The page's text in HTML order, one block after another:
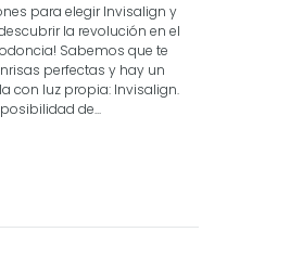
para elegir Invisalign y
la revolución en el
Sabemos que te
perfectas y hay un
con luz propia: Invisalign.
de...